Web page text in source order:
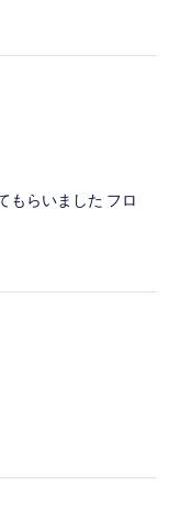
もらいました フロ